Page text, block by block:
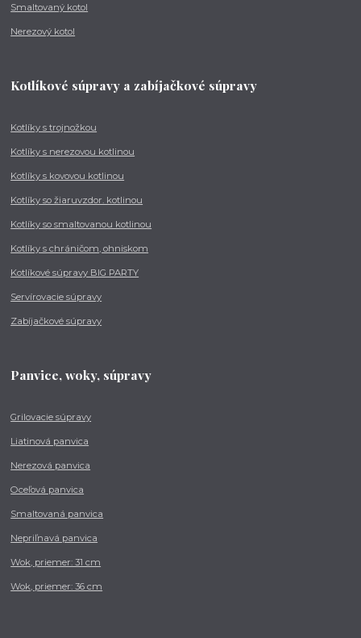
Smaltovaný kotol
Nerezový kotol
Kotlíkové súpravy a zabíjačkové súpravy
Kotlíky s trojnožkou
Kotlíky s nerezovou kotlinou
Kotlíky s kovovou kotlinou
Kotlíky so žiaruvzdor. kotlinou
Kotlíky so smaltovanou kotlinou
Kotlíky s chráničom, ohniskom
Kotlíkové súpravy BIG PARTY
Servírovacie súpravy
Zabíjačkové súpravy
Panvice, woky, súpravy
Grilovacie súpravy
Liatinová panvica
Nerezová panvica
Oceľová panvica
Smaltovaná panvica
Nepriľnavá panvica
Wok, priemer: 31 cm
Wok, priemer: 36 cm